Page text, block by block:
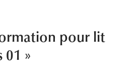
pour lit
01 »